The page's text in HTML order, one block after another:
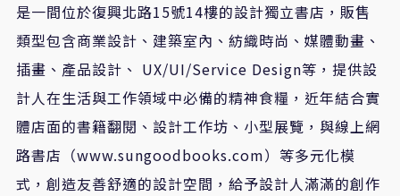
是一間位於復興北路15號14樓的設計獨立書店，販售
類型包含商業設計、建築室內、紡織時尚、媒體動畫、
插畫、產品設計、 UX/UI/Service Design等，提供設
計人在生活與工作領域中必備的精神食糧，近年結合實
體店面的書籍翻閱、設計工作坊、小型展覽，與線上網
路書店（www.sungoodbooks.com）等多元化模
式，創造友善舒適的設計空間，給予設計人滿滿的創作